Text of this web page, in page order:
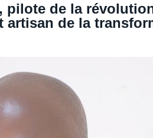
pilote de la
artisan de la